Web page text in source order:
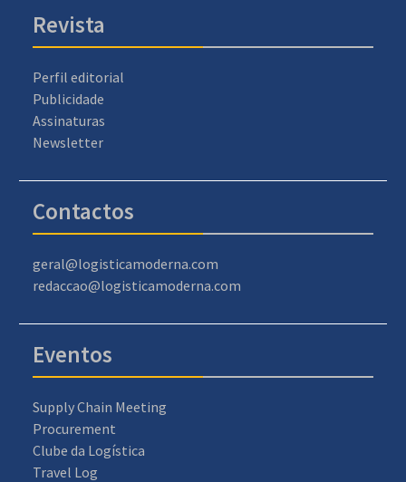
Revista
Perfil editorial
Publicidade
Assinaturas
Newsletter
Contactos
geral@logisticamoderna.com
redaccao@logisticamoderna.com
Eventos
Supply Chain Meeting
Procurement
Clube da Logística
Travel Log